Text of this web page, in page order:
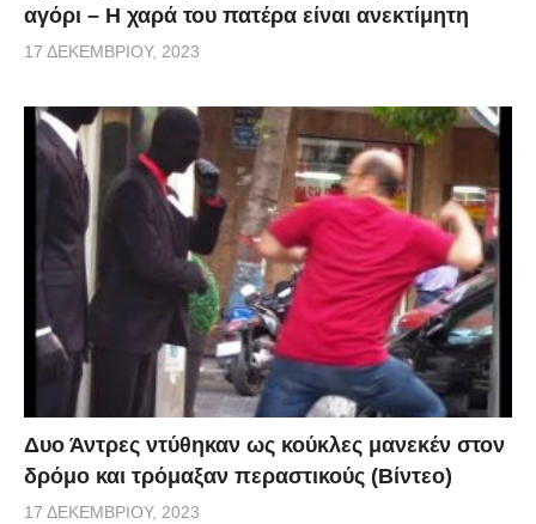
αγόρι – Η χαρά του πατέρα είναι ανεκτίμητη
17 ΔΕΚΕΜΒΡΊΟΥ, 2023
Δυο Άντρες ντύθηκαν ως κούκλες μανεκέν στον
δρόμο και τρόμαξαν περαστικούς (Βίντεο)
17 ΔΕΚΕΜΒΡΊΟΥ, 2023